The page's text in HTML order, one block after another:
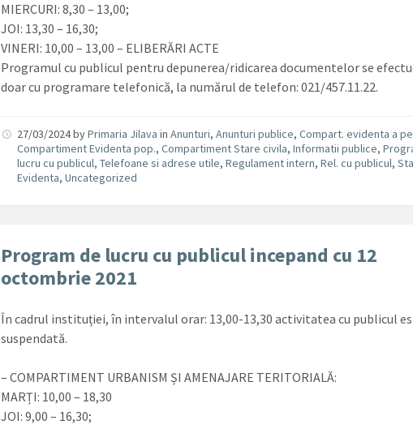
MIERCURI: 8,30 – 13,00;
JOI: 13,30 – 16,30;
VINERI: 10,00 – 13,00 – ELIBERĂRI ACTE
Programul cu publicul pentru depunerea/ridicarea documentelor se
doar cu programare telefonică, la numărul de telefon: 021/457.11.22.
27/03/2024byPrimaria Jilava inAnunturi,Anunturi publice,Compart. evidenta a
Compartiment Evidenta pop.,Compartiment Stare civila,Informatii publice,
lucru cu publicul, Telefoane si adrese utile,Regulament intern,Rel. cu publicul,
Evidenta,Uncategorized
Program de lucru cu publicul incepand cu 12
octombrie 2021
În cadrul instituției, în intervalul orar: 13,00-13,30 activitatea cu publicul
suspendată.
– COMPARTIMENT URBANISM ȘI AMENAJARE TERITORIALĂ:
MARȚI: 10,00 – 18,30
JOI: 9,00 – 16,30;